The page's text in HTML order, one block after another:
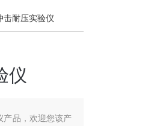
击耐压实验仪
仪
产品，欢迎您该产